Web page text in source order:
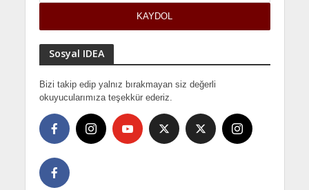
Sosyal IDEA
Bizi takip edip yalnız bırakmayan siz değerli
okuyucularımıza teşekkür ederiz.